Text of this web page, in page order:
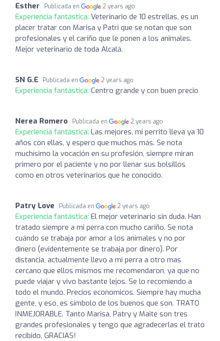
Esther Publicada en 2 years ago
Experiencia fantástica: Veterinario de 10 estrellas, es un
placer tratar con Marisa y Patri que se notan que son
profesionales y el cariño que le ponen a los animales.
Mejor veterinario de toda Alcalá.
SN G.E Publicada en 2 years ago
Experiencia fantástica: Centro grande y con buen precio
Nerea Romero Publicada en 2 years ago
Experiencia fantástica: Las mejores, mi perrito lleva ya 10
años con ellas, y espero que muchos más. Se nota
muchísimo la vocación en su profesión, siempre miran
primero por el paciente y no por llenar sus bolsillos
como en otros veterinarios que he conocido.
Patry Love Publicada en 2 years ago
Experiencia fantástica: El mejor veterinario sin duda. Han
tratado siempre a mi perra con mucho cariño. Se nota
cuándo se trabaja por amor a los animales y no por
dinero (evidentemente se trabaja por dinero). Por
distancia, actualmente llevo a mi perra a otro mas
cercano que ellos mismos me recomendaron, ya que no
puede viajar y vivo bastante lejos. Se lo recomiendo a
todo el mundo. Precios economicos. Siempre hay mucha
gente, y eso, es símbolo de los buenos que son. TRATO
INMEJORABLE. Tanto Marisa, Patry y Maite son tres
grandes profesionales y tengo que agradecerlas el trato
recibido. GRACIAS!